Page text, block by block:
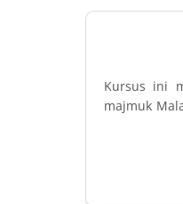
Kursus ini
majmuk